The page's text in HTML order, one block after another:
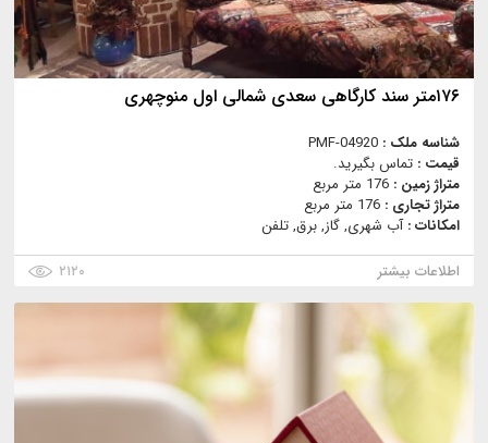
۱۷۶متر سند کارگاهی سعدی شمالی اول منوچهری
شناسه ملک : PMF-04920
قیمت : تماس بگیرید.
متراژ زمین : 176 متر مربع
متراژ تجاری : 176 متر مربع
امکانات :آب شهری, گاز, برق, تلفن
اطلاعات بیشتر
۲۱۲۰